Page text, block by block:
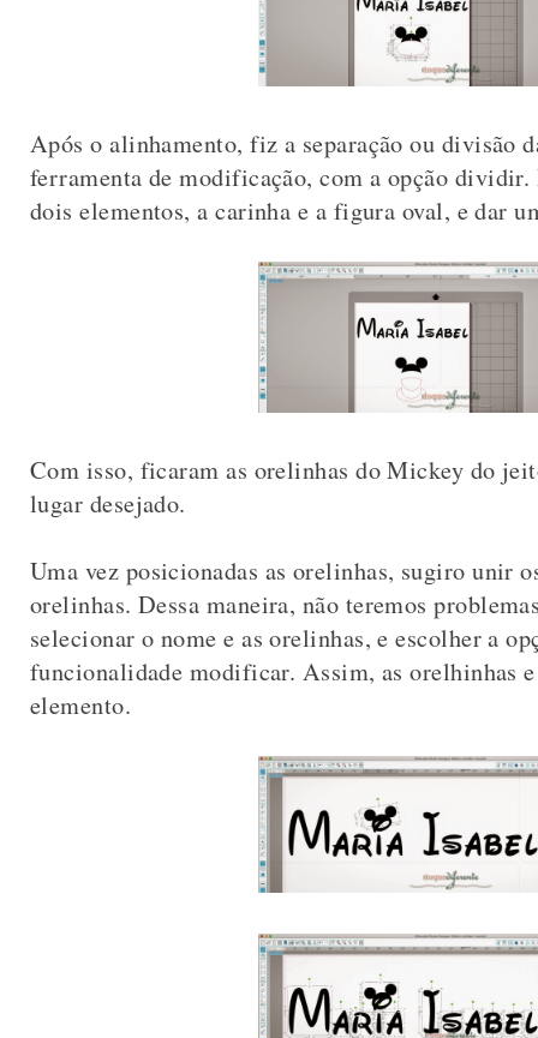
Após o alinhamento, fiz a separação ou divisão
ferramenta de modificação, com a opção dividir.
dois elementos, a carinha e a figura oval, e dar
Com isso, ficaram as orelinhas do Mickey do
lugar desejado.
Uma vez posicionadas as orelinhas, sugiro unir
orelinhas. Dessa maneira, não teremos
selecionar o nome e as orelinhas, e escolher a
funcionalidade modificar. Assim, as orelhinhas
elemento.